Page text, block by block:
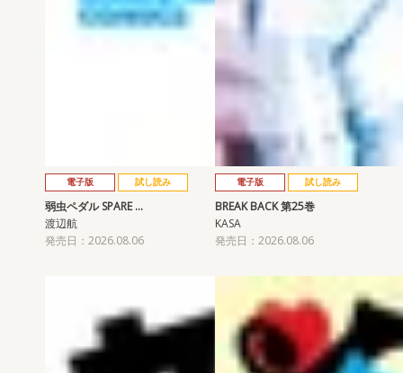
電子版 試し読み
弱虫ペダル SPARE …
渡辺航
発売日：2026.08.06
電子版 試し読み
BREAK BACK 第25巻
KASA
発売日：2026.08.06